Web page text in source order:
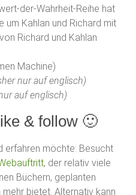
der-Wahrheit-Reihe hat
um Kahlan und Richard mit
Richard und Kahlan
Machine)
nur auf englisch)
auf englisch)
& follow 🙂
erfahren möchte: Besucht
, der relativ viele
Büchern, geplanten
bietet. Alternativ kann